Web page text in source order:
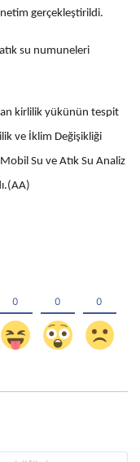
gerçekleştirildi.
su numuneleri
kirlilik yükünün tespit
ve İklim Değişikliği
Su ve Atık Su Analiz